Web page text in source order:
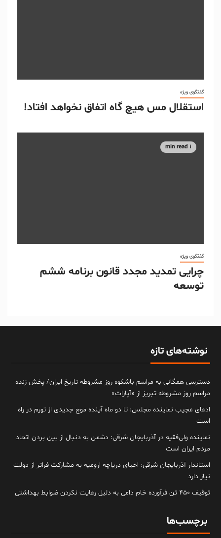
گفتگوی ویژه
استقلال مس هیچ گاه اتفاق نخواهد افتاد!
1 min read
گفتگوی ویژه
چرایی تمدید مجدد قانون برنامه ششم
توسعه
نوشته‌های تازه
دسترسی همگانی به مراسم باشکوه روز مشروطه تاریخ ایران/ پخش زنده
مراسم روز مشروطه تبریز از «آپارات»
ادعای عجیب نماینده مجلس: تا دو ماه آینده موج جدیدی از تورم در راه
است
نماینده ولی‌فقیه در آذربایجان شرقی: دشمن به دنبال از بین بردن اتحاد
مردم ایران است
استاندار آذربایجان شرقی: احیای دریاچه ارومیه به مشارکت فراتر از دولت
نیاز دارد
توقیف ۴۵۰ تن فرآورده خام دامی به دلیل رعایت نکردن ضوابط بهداشتی
برچسب‌ها